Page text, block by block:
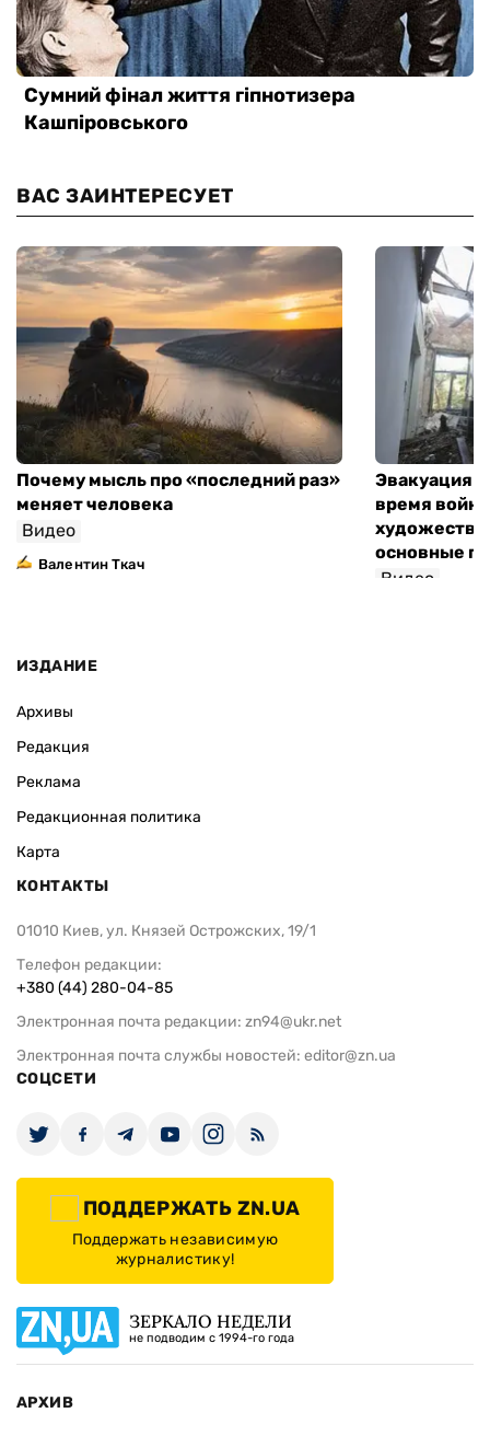
ВАС ЗАИНТЕРЕСУЕТ
Почему мысль про «последний раз»
меняет человека
Видео
Валентин Ткач
Эвакуация
время
основные
Видео
ИЗДАНИЕ
Архивы
Редакция
Реклама
Редакционная политика
Карта
КОНТАКТЫ
01010 Киев, ул. Князей Острожских, 19/1
Телефон редакции:
+380 (44) 280-04-85
Электронная почта редакции: zn94@ukr.net
Электронная почта службы новостей: editor@zn.ua
СОЦСЕТИ
ПОДДЕРЖАТЬ ZN.UA
Поддержать независимую
журналистику!
ЗЕРКАЛО НЕДЕЛИ
не подводим с 1994-го года
АРХИВ